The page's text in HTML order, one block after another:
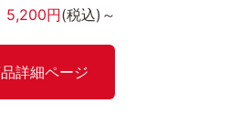
5,200円(税込)～
詳細ページ